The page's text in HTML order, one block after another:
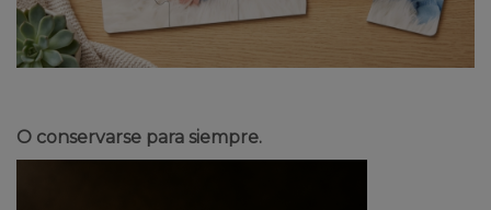
O conservarse para siempre.